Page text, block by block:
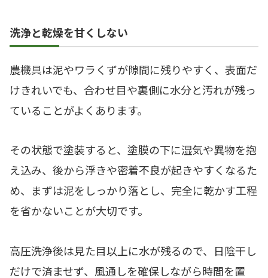
洗浄と乾燥を甘くしない
農機具は泥やワラくずが隙間に残りやすく、表面だ
けきれいでも、合わせ目や裏側に水分と汚れが残っ
ていることがよくあります。
その状態で塗装すると、塗膜の下に湿気や異物を抱
え込み、後から浮きや密着不良が起きやすくなるた
め、まずは泥をしっかり落とし、完全に乾かす工程
を省かないことが大切です。
高圧洗浄後は見た目以上に水が残るので、日陰干し
だけで済ませず、風通しを確保しながら時間を置